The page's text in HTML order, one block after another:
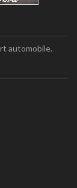
automobile.